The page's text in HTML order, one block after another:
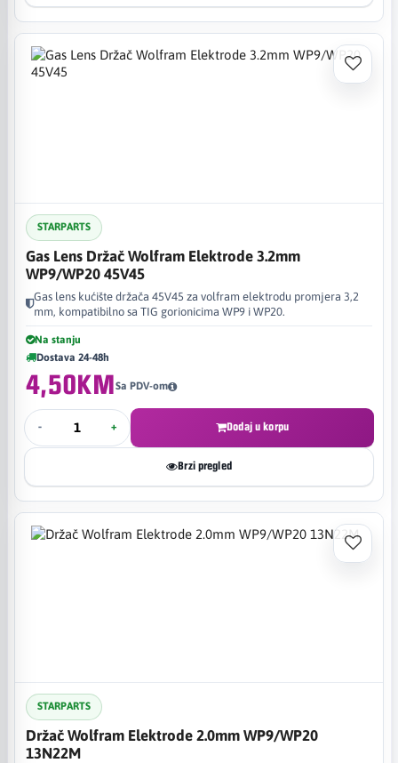
STARPARTS
Gas Lens Držač Wolfram Elektrode 3.2mm
WP9/WP20 45V45
Gas lens kućište držača 45V45 za volfram elektrodu promjera 3,2
mm, kompatibilno sa TIG gorionicima WP9 i WP20.
Na stanju
Dostava 24-48h
4,50KMSa PDV-om
- + Dodaj u korpu
Brzi pregled
STARPARTS
Držač Wolfram Elektrode 2.0mm WP9/WP20
13N22M